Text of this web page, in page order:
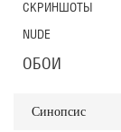
Синопсис
СКРИНШОТЫ
NUDE
ОБОИ